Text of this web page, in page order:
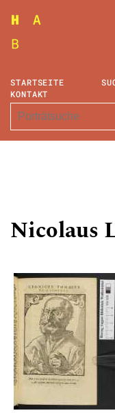
STARTSEITE
KONTAKT
Nicolaus